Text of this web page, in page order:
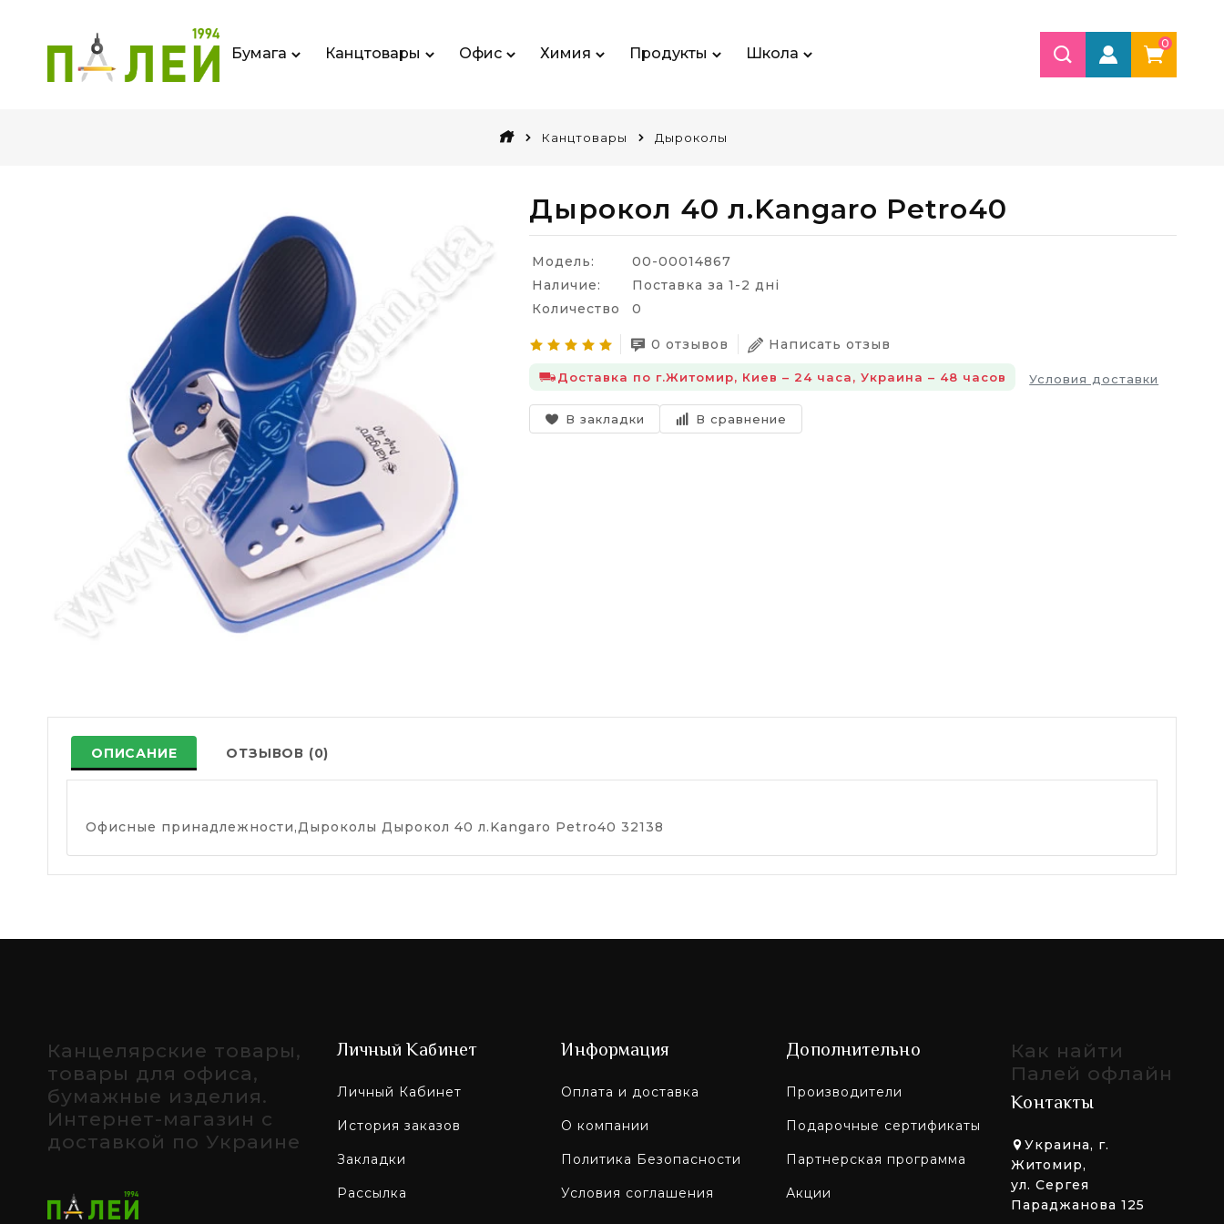
Бумага Канцтовары Офис Химия Продукты Школа
0
Канцтовары Дыроколы
Дырокол 40 л.Kangaro Petro40
Модель:
00-00014867
Наличие:
Поставка за 1-2 дні
Количество
0
0 отзывов Написать отзыв
Доставка по г.Житомир, Киев – 24 часа, Украина – 48 часов Условия доставки
В закладки В сравнение
ОПИСАНИЕ ОТЗЫВОВ (0)
Офисные принадлежности,Дыроколы Дырокол 40 л.Kangaro Petro40 32138
Канцелярские товары,
товары для офиса,
бумажные изделия.
Интернет-магазин с
доставкой по Украине
Личный Кабинет
Личный Кабинет
История заказов
Закладки
Рассылка
Информация
Оплата и доставка
О компании
Политика Безопасности
Условия соглашения
Дополнительно
Производители
Подарочные сертификаты
Партнерская программа
Акции
Как найти
Палей офлайн
Контакты
Украина, г.
Житомир,
ул. Сергея
Параджанова 125